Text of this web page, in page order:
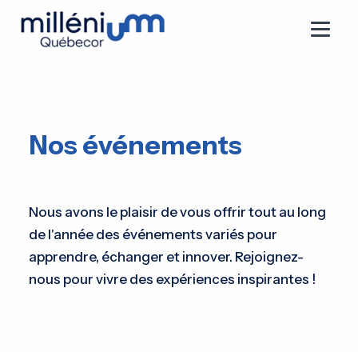
Nos événements
Nous avons le plaisir de vous offrir tout au long
de l'année des événements variés pour
apprendre, échanger et innover. Rejoignez-
nous pour vivre des expériences inspirantes !